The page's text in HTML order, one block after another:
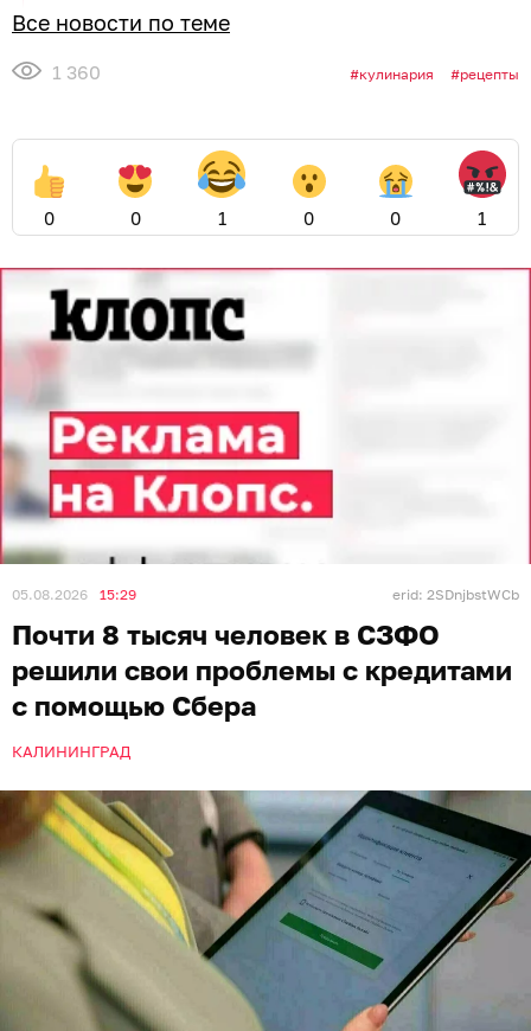
Все новости по теме
1 360 кулинария рецепты
0 0 1 0 0 1
05.08.2026 15:29 erid: 2SDnjbstWCb
Почти 8 тысяч человек в СЗФО
решили свои проблемы с кредитами
с помощью Сбера
КАЛИНИНГРАД